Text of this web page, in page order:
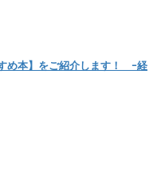
め本】をご紹介します！ ｰ経